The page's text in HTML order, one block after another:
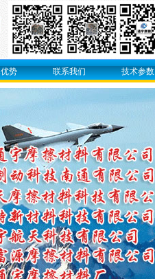
势 联系我们 技术参数